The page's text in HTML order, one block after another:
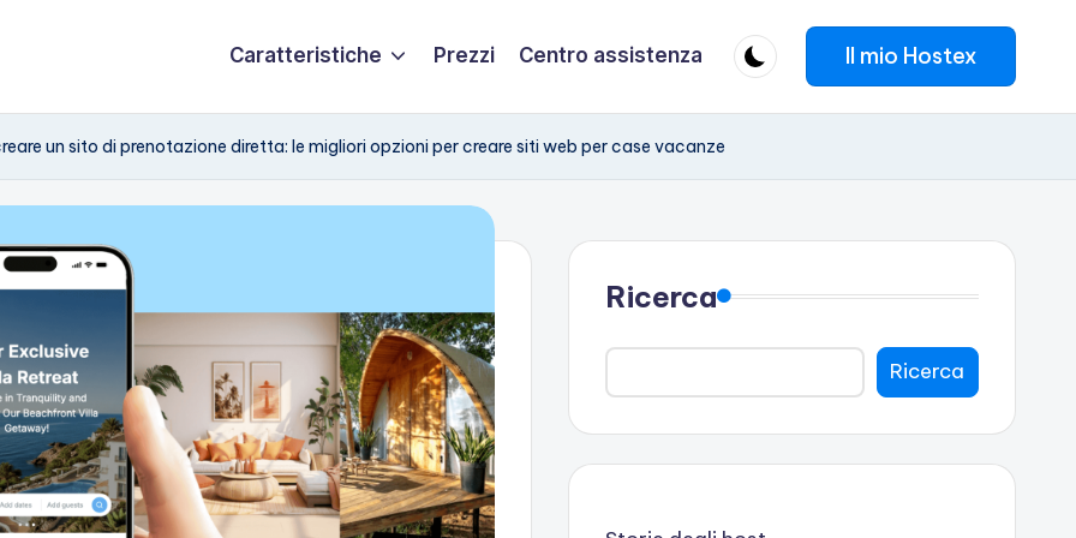
Caratteristiche Prezzi Centro assistenza Il mio Hostex
un sito di prenotazione diretta: le migliori opzioni per creare siti web per case vacanze
Ricerca
Ricerca